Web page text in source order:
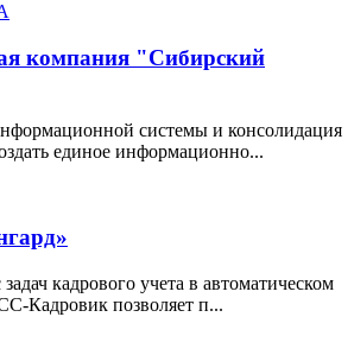
компания "Сибирский
системы и консолидация
единое информационно...
кадрового учета в автоматическом
Кадровик позволяет п...